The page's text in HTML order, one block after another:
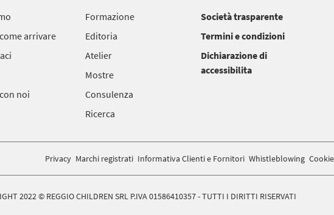
arrivare
noi
Formazione
Editoria
Atelier
Mostre
Consulenza
Ricerca
Società trasparente
Termini e condizioni
Dichiarazione di
accessibilita
Privacy Marchi registrati Informativa Clienti e Fornitori Whistleblowing
2022 © REGGIO CHILDREN SRL P.IVA 01586410357 - TUTTI I DIRITTI RISERVATI